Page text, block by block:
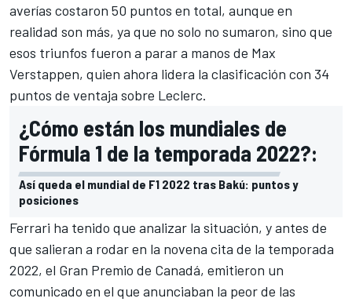
averías costaron 50 puntos en total, aunque en
realidad son más, ya que no solo no sumaron, sino que
esos triunfos fueron a parar a manos de Max
Verstappen, quien ahora lidera la clasificación con 34
puntos de ventaja sobre Leclerc.
¿Cómo están los mundiales de
Fórmula 1 de la temporada 2022?:
Así queda el mundial de F1 2022 tras Bakú: puntos y
posiciones
Ferrari ha tenido que analizar la situación, y antes de
que salieran a rodar en la novena cita de la temporada
2022, el Gran Premio de Canadá, emitieron un
comunicado en el que anunciaban la peor de las